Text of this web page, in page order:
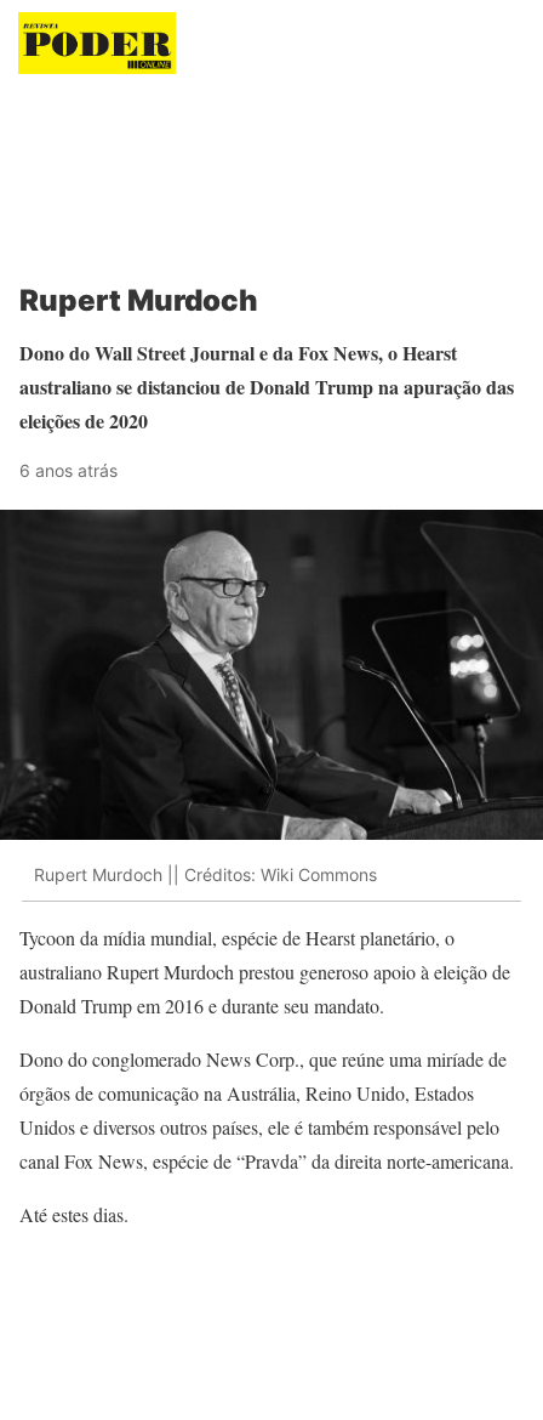
Revista Poder
Rupert Murdoch
Dono do Wall Street Journal e da Fox News, o Hearst
australiano se distanciou de Donald Trump na apuração das
eleições de 2020
6 anos atrás
Rupert Murdoch || Créditos: Wiki Commons
Tycoon da mídia mundial, espécie de Hearst planetário, o
australiano Rupert Murdoch prestou generoso apoio à eleição de
Donald Trump em 2016 e durante seu mandato.
Dono do conglomerado News Corp., que reúne uma miríade de
órgãos de comunicação na Austrália, Reino Unido, Estados
Unidos e diversos outros países, ele é também responsável pelo
canal Fox News, espécie de “Pravda” da direita norte-americana.
Até estes dias.